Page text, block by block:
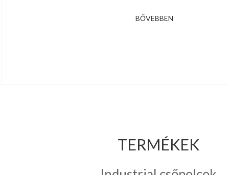
BŐVEBBEN
TERMÉKEK